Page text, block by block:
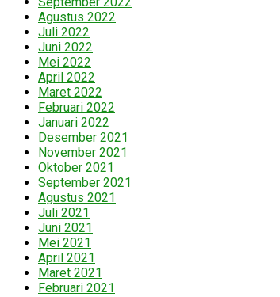
Agustus 2022
Juli 2022
Juni 2022
Mei 2022
April 2022
Maret 2022
Februari 2022
Januari 2022
Desember 2021
November 2021
Oktober 2021
September 2021
Agustus 2021
Juli 2021
Juni 2021
Mei 2021
April 2021
Maret 2021
Februari 2021